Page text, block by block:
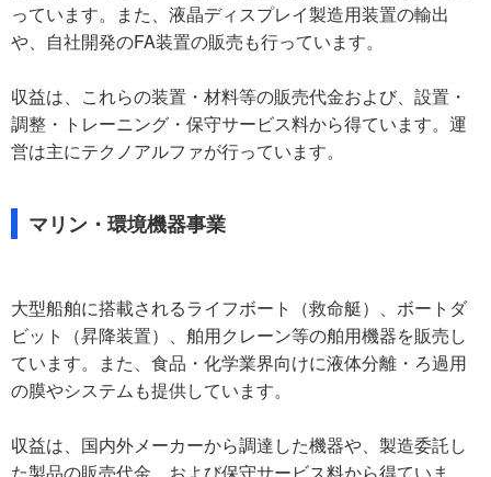
っています。また、液晶ディスプレイ製造用装置の輸出
や、自社開発のFA装置の販売も行っています。
収益は、これらの装置・材料等の販売代金および、設置・
調整・トレーニング・保守サービス料から得ています。運
営は主にテクノアルファが行っています。
マリン・環境機器事業
大型船舶に搭載されるライフボート（救命艇）、ボートダ
ビット（昇降装置）、舶用クレーン等の舶用機器を販売し
ています。また、食品・化学業界向けに液体分離・ろ過用
の膜やシステムも提供しています。
収益は、国内外メーカーから調達した機器や、製造委託し